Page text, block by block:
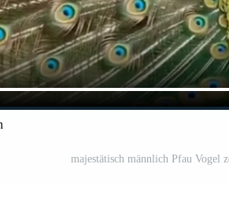
majestätisch männlich Pfau Vogel